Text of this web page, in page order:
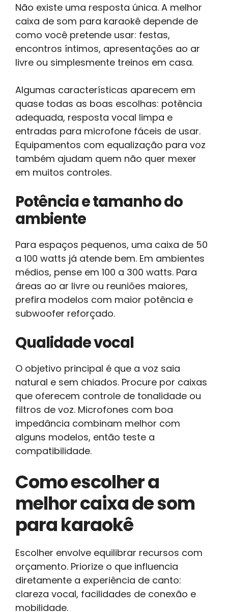
Não existe uma resposta única. A melhor
caixa de som para karaokê depende de
como você pretende usar: festas,
encontros íntimos, apresentações ao ar
livre ou simplesmente treinos em casa.
Algumas características aparecem em
quase todas as boas escolhas: potência
adequada, resposta vocal limpa e
entradas para microfone fáceis de usar.
Equipamentos com equalização para voz
também ajudam quem não quer mexer
em muitos controles.
Potência e tamanho do
ambiente
Para espaços pequenos, uma caixa de 50
a 100 watts já atende bem. Em ambientes
médios, pense em 100 a 300 watts. Para
áreas ao ar livre ou reuniões maiores,
prefira modelos com maior potência e
subwoofer reforçado.
Qualidade vocal
O objetivo principal é que a voz saia
natural e sem chiados. Procure por caixas
que oferecem controle de tonalidade ou
filtros de voz. Microfones com boa
impedância combinam melhor com
alguns modelos, então teste a
compatibilidade.
Como escolher a
melhor caixa de som
para karaokê
Escolher envolve equilibrar recursos com
orçamento. Priorize o que influencia
diretamente a experiência de canto:
clareza vocal, facilidades de conexão e
mobilidade.